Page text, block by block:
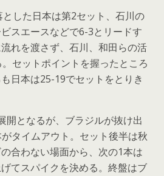
した日本は第2セット、石川の
スエースなどで6-3とリードす
れを渡さず、石川、和田らの活
セットポイントを握ったところ
日本は25-19でセットをとりき
開となるが、ブラジルが抜け出
タイムアウト。セット後半は秋
合わない場面から、次の1本は
てスパイクを決める。終盤はブ